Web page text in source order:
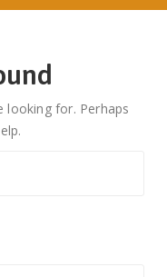
looking for. Perhaps